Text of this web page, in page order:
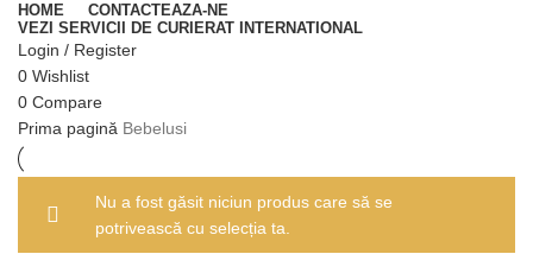
HOME
CONTACTEAZA-NE
VEZI SERVICII DE CURIERAT INTERNATIONAL
Login / Register
0 Wishlist
0 Compare
Prima pagină Bebelusi
Nu a fost găsit niciun produs care să se
potrivească cu selecția ta.